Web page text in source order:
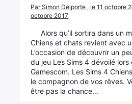
Par Simon Delporte , le 11 octobre
octobre 2017
Alors qu’il sortira dans un
Chiens et chats revient avec
L’occasion de découvrir un
du jeu Les Sims 4 dévoilé lors
Gamescom. Les Sims 4
le compagnon de vos rêves.
être pas la chance…